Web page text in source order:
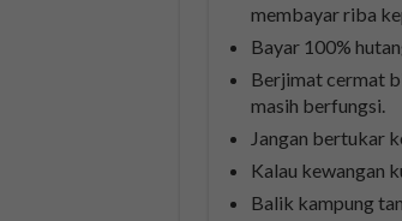
membayar riba
Bayar 100%
Berjimat cermat
masih berfungsi.
Jangan bertukar
Kalau kewangan
Balik kampung